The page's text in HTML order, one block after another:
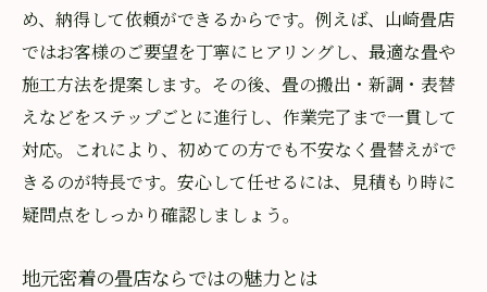
め、納得して依頼ができるからです。例えば、山崎畳店
ではお客様のご要望を丁寧にヒアリングし、最適な畳や
施工方法を提案します。その後、畳の搬出・新調・表替
えなどをステップごとに進行し、作業完了まで一貫して
対応。これにより、初めての方でも不安なく畳替えがで
きるのが特長です。安心して任せるには、見積もり時に
疑問点をしっかり確認しましょう。
地元密着の畳店ならではの魅力とは